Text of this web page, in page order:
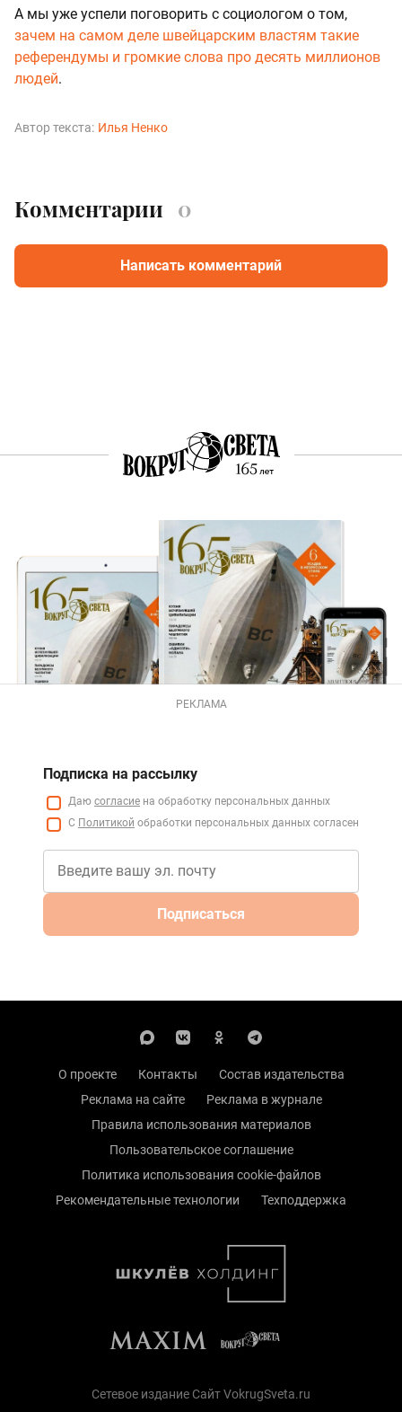
А мы уже успели поговорить с социологом о том,
зачем на самом деле швейцарским властям такие
референдумы и громкие слова про десять миллионов
людей.
Автор текста: Илья Ненко
Комментарии 0
Написать комментарий
РЕКЛАМА
Подписка на рассылку
Даю согласие на обработку персональных данных
С Политикой обработки персональных данных согласен
Подписаться
О проекте Контакты
Состав издательства
Реклама на сайте
Реклама в журнале
Правила использования материалов
Пользовательское соглашение
Политика использования cookie-файлов
Рекомендательные технологии
Техподдержка
Сетевое издание Сайт VokrugSveta.ru